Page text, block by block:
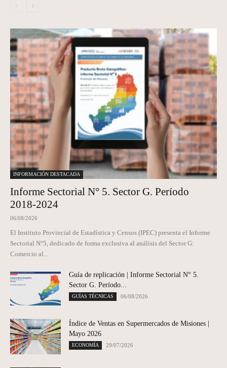
INFORMACIÓN DESTACADA
Informe Sectorial N° 5. Sector G. Período
2018-2024
06/08/2026
El Instituto Provincial de Estadística y Censos (IPEC) presenta el Informe
Sectorial N°5, dedicado de forma exclusiva al análisis del Sector G:
Comercio al...
Guía de replicación | Informe Sectorial N° 5.
Sector G. Período...
GUÍAS TÉCNICAS 06/08/2026
Índice de Ventas en Supermercados de Misiones |
Mayo 2026
ECONOMÍA 29/07/2026